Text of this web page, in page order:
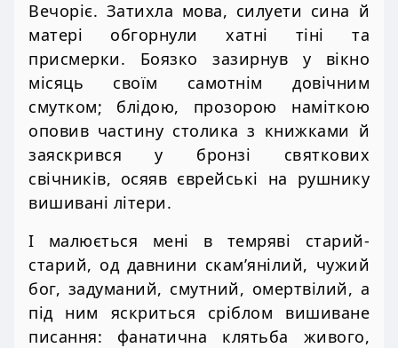
Вечоріє. Затихла мова, силуети сина й
матері обгорнули хатні тіні та
присмерки. Боязко зазирнув у вікно
місяць своїм самотнім довічним
смутком; блідою, прозорою наміткою
оповив частину столика з книжками й
заяскрився у бронзі святкових
свічників, осяяв єврейські на рушнику
вишивані літери.
І малюється мені в темряві старий-
старий, од давнини скам’янілий, чужий
бог, задуманий, смутний, омертвілий, а
під ним яскриться сріблом вишиване
писання: фанатична клятьба живого,